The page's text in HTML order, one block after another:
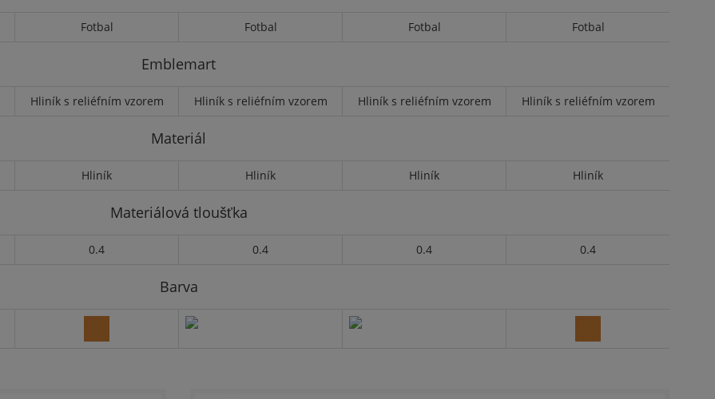
Fotbal Fotbal Fotbal Fotbal
Emblemart
Hliník s reliéfním vzorem Hliník s reliéfním vzorem Hliník s reliéfním vzorem Hliník s reliéfním vzorem
Materiál
Hliník Hliník Hliník Hliník
Materiálová tloušťka
0.4 0.4 0.4 0.4
Barva